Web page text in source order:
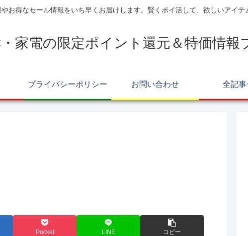
お得なセール情報をいち早くお届けします。賢くポイ活して、欲しいアイテ
家電の限定ポイント還元＆特価情報
プライバシーポリシー お問い合わせ 全記事
Pocket LINE コピー